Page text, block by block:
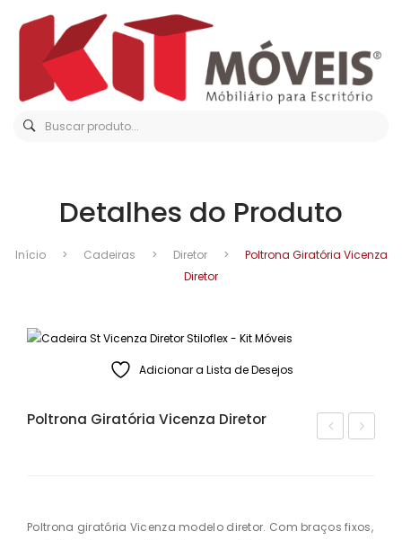
Detalhes do Produto
Início > Cadeiras > Diretor >
Poltrona Giratória Vicenza
Diretor
Adicionar a Lista de Desejos
Gir ató
Poltrona Giratória Vicenza Diretor
Poltrona giratória Vicenza modelo diretor. Com braços fixos,